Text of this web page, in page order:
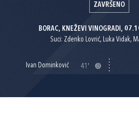
ZAVRŠENO
BORAC, KNEŽEVI VINOGRADI,
Suci: Zdenko Lovrić, Luka Vidak,
Ivan Dominković 41'